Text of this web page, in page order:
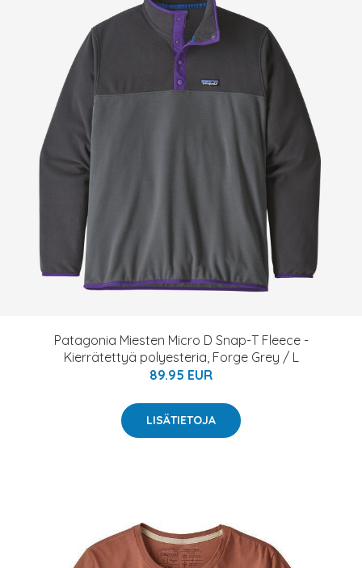
Patagonia Miesten Micro D Snap-T Fleece -
Kierrätettyä polyesteria, Forge Grey / L
89.95 EUR
LISÄTIETOJA